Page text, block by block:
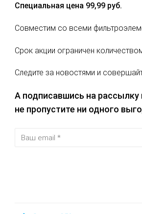
Специальная цена 99,99 руб.
Совместим со всеми
Срок акции ограничен
Следите за новостями и
А подписавшись на рассылку
не пропустите ни одного